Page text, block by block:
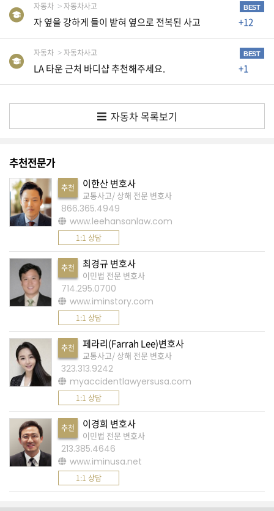
K
에
서
새
문
가
를
찾
니
다
.
S
K
미
비
속
어
자동차 자동차사고 BEST
자 옆을 강하게 들이 받혀 옆으로 전복된 사고 +12
자동차 자동차사고 BEST
LA 타운 근처 바디샵 추천해주세요. +1
자동차 목록보기
추천전문가
추천 이한산 변호사
교통사고/ 상해 전문 변호사
866.365.4949
www.leehansanlaw.com
1:1 상담
추천 최경규 변호사
이민법 전문 변호사
714.295.0700
www.iminstory.com
1:1 상담
추천 페라리(Farrah Lee)변호사
교통사고/ 상해 전문 변호사
323.313.9242
myaccidentlawyersusa.com
1:1 상담
추천 이경희 변호사
이민법 전문 변호사
213.385.4646
www.iminusa.net
1:1 상담